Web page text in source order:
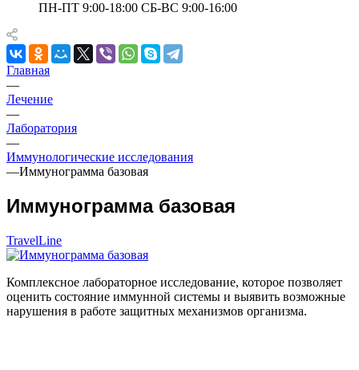
ПН-ПТ 9:00-18:00 СБ-ВС 9:00-16:00
Главная
—
Лечение
—
Лаборатория
—
Иммунологические исследования
—Иммунограмма базовая
Иммунограмма базовая
TravelLine
Комплексное лабораторное исследование, которое позволяет
оценить состояние иммунной системы и выявить возможные
нарушения в работе защитных механизмов организма.